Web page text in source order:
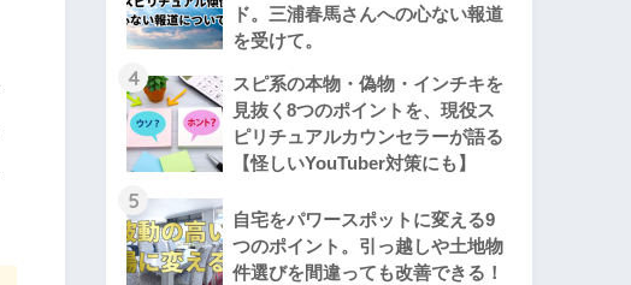
ド。三浦春馬さんへの心ない報道
を受けて。
4
スピ系の本物・偽物・インチキを
見抜く8つのポイントを、現役ス
ピリチュアルカウンセラーが語る
【怪しいYouTuber対策にも】
5
自宅をパワースポットに変える9
つのポイント。引っ越しや土地物
件選びを間違っても改善できる！